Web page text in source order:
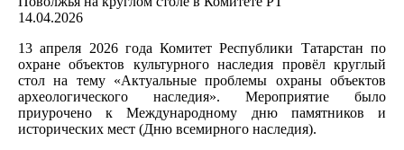
14.04.2026
13 апреля 2026 года Комитет Республики Татарстан по
охране объектов культурного наследия провёл круглый
стол на тему «Актуальные проблемы охраны объектов
археологического наследия». Мероприятие было
приурочено к Международному дню памятников и
исторических мест (Дню всемирного наследия).